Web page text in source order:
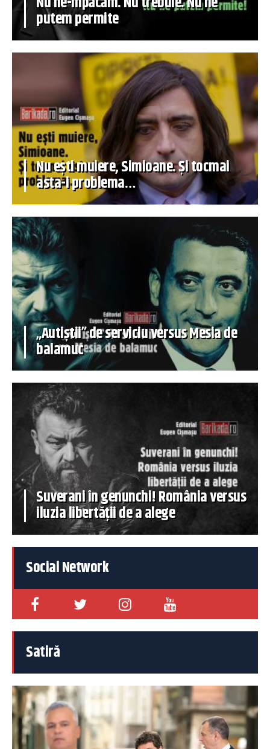
putem permite
Nu ești muiere, Simioane. Și tocmai
asta-i problema…
„Autiștii” de serviciu versus Mesia de
balamuc
Suverani în genunchi! România versus
iluzia libertății de a alege
Social Network
Satiră